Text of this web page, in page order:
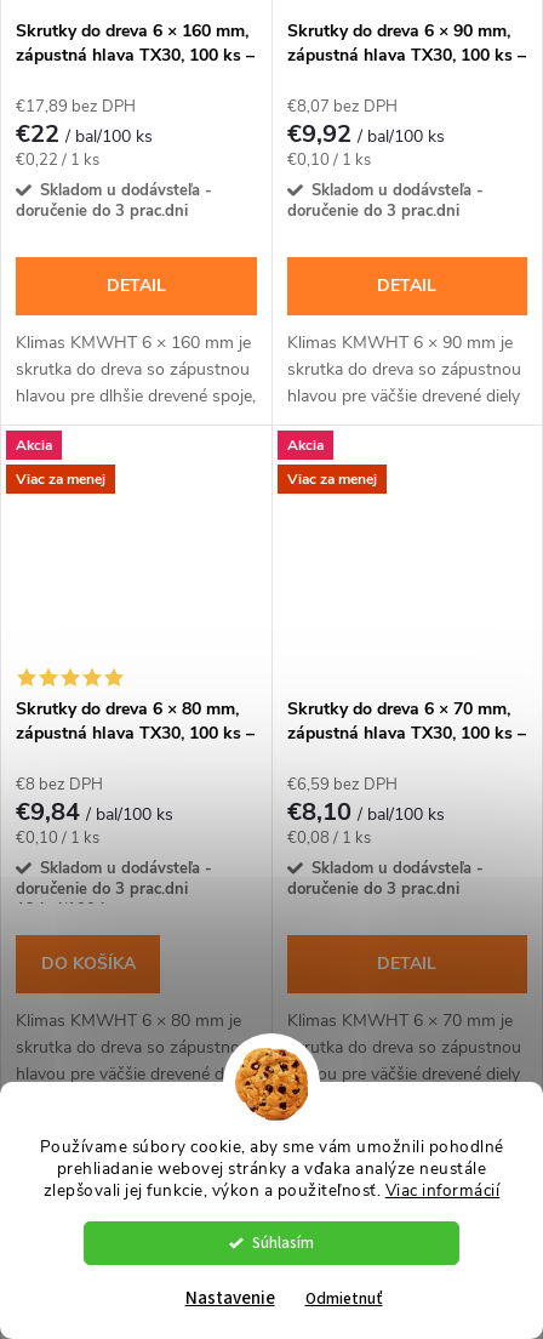
Používame súbory cookie, aby sme vám umožnili pohodlné
prehliadanie webovej stránky a vďaka analýze neustále
zlepšovali jej funkcie, výkon a použiteľnosť. Viac informácií
Súhlasím
Nastavenie Odmietnuť
Skrutky do dreva 6 × 160 mm,
zápustná hlava TX30, 100 ks –
€17,89 bez DPH
€22/ bal/100 ks
Jednotková
cena:
€0,22 / 1 ks
Skladom u dodávsteľa -
doručenie do 3 prac.dni
DETAIL
Klimas KMWHT 6 × 160 mm je
skrutka do dreva so zápustnou
hlavou pre dlhšie drevené spoje,
pri ktorých nesmie hlava
vyčnievať.Na montáž použite
bit TX30....
Skrutky do dreva 6 × 90 mm,
zápustná hlava TX30, 100 ks –
€8,07 bez DPH
€9,92/ bal/100 ks
Jednotková
cena:
€0,10 / 1 ks
Skladom u dodávsteľa -
doručenie do 3 prac.dni
DETAIL
Klimas KMWHT 6 × 90 mm je
skrutka do dreva so zápustnou
hlavou pre väčšie drevené diely
a spoje, pri ktorých má hlava
zostať zarovno.Na montáž
použite bit...
Akcia
Viac za menej
Skrutky do dreva 6 × 80 mm,
zápustná hlava TX30, 100 ks –
€8 bez DPH
€9,84/ bal/100 ks
Jednotková
cena:
€0,10 / 1 ks
Skladom u dodávsteľa -
doručenie do 3 prac.dni
12 bal/100 ks
DO KOŠÍKA
Klimas KMWHT 6 × 80 mm je
skrutka do dreva so zápustnou
hlavou pre väčšie drevené diely
použite bit...
Akcia
Viac za menej
Skrutky do dreva 6 × 70 mm,
zápustná hlava TX30, 100 ks –
€6,59 bez DPH
€8,10/ bal/100 ks
Jednotková
cena:
€0,08 / 1 ks
Skladom u dodávsteľa -
doručenie do 3 prac.dni
DETAIL
Klimas KMWHT 6 × 70 mm je
skrutka do dreva so zápustnou
hlavou pre väčšie drevené diely
a spoje, pri ktorých má hlava
použite bit...
Viac za menej
Akcia
Viac za menej